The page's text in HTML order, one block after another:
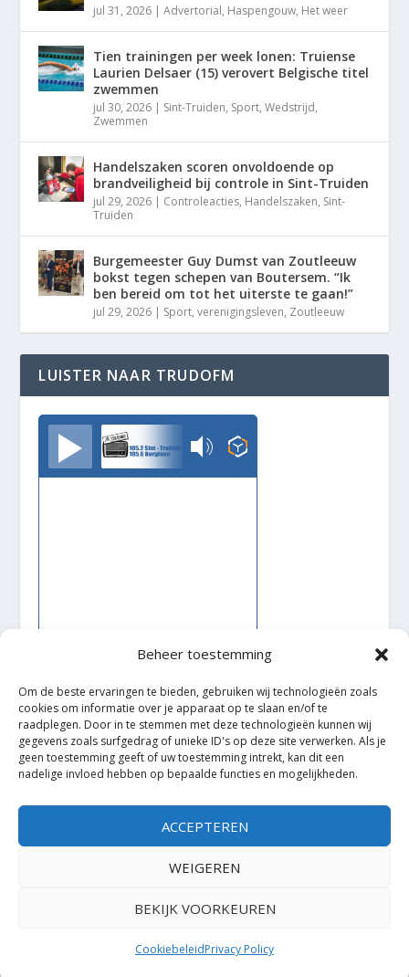
Beheer toestemming
Om de beste ervaringen te bieden, gebruiken wij technologieën zoals
cookies om informatie over je apparaat op te slaan en/of te
raadplegen. Door in te stemmen met deze technologieën kunnen wij
gegevens zoals surfgedrag of unieke ID's op deze site verwerken. Als je
geen toestemming geeft of uw toestemming intrekt, kan dit een
nadelige invloed hebben op bepaalde functies en mogelijkheden.
ACCEPTEREN
WEIGEREN
BEKIJK VOORKEUREN
CookiebeleidPrivacy Policy
jul 31, 2026 |Advertorial, Haspengouw, Het weer
Tien trainingen per week lonen: Truiense
Laurien Delsaer (15) verovert Belgische titel
zwemmen
jul 30, 2026 | Sint-Truiden, Sport,Wedstrijd,
Zwemmen
Handelszaken scoren onvoldoende op
brandveiligheid bij controle in Sint-Truiden
jul 29, 2026 | Controleacties, Handelszaken, Sint-
Truiden
Burgemeester Guy Dumst van Zoutleeuw
bokst tegen schepen van Boutersem. “Ik
ben bereid om tot het uiterste te gaan!”
jul 29, 2026 | Sport,verenigingsleven, Zoutleeuw
LUISTER NAAR TRUDOFM
TrudoFM
Ontworpen doorElegant Themes| Mogelijk gemaakt door
WordPress